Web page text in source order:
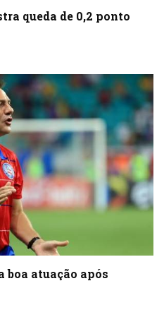
queda de 0,2 ponto
boa atuação após